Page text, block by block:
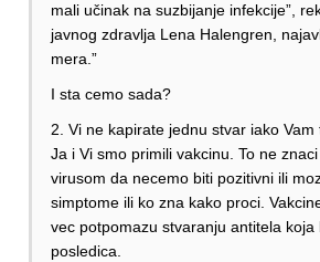
mali učinak na suzbijanje infekcije”,
javnog zdravlja Lena Halengren,
mera.”
I sta cemo sada?
2. Vi ne kapirate jednu stvar iako Vam
Ja i Vi smo primili vakcinu. To ne
virusom da necemo biti pozitivni ili
simptome ili ko zna kako proci.
vec potpomazu stvaranju antitela koja
posledica.